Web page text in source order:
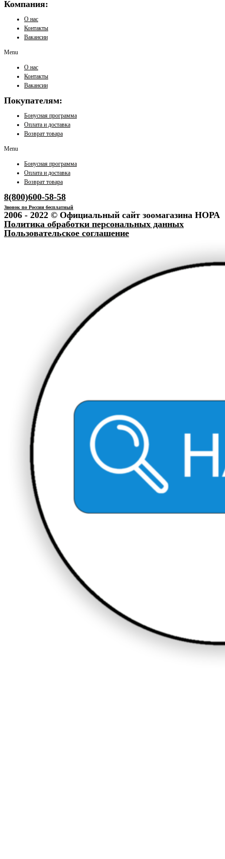
Компания:
О нас
Контакты
Вакансии
Menu
О нас
Контакты
Вакансии
Покупателям:
Бонусная программа
Оплата и доставка
Возврат товара
Menu
Бонусная программа
Оплата и доставка
Возврат товара
8(800)600-58-58
Звонок по России бесплатный
2006 - 2022 © Официальный сайт зоомагазина НОРА
Политика обработки персональных данных
Пользовательское соглашение